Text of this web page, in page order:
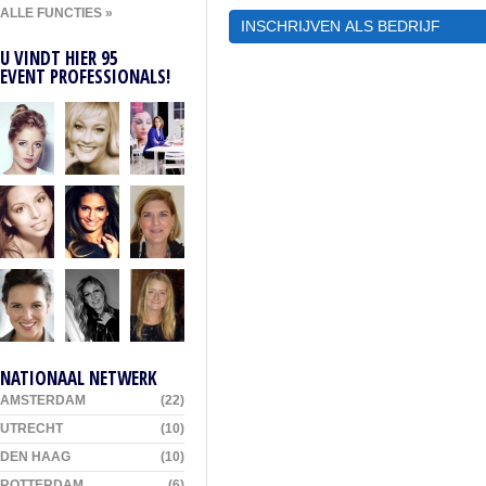
ALLE FUNCTIES »
U VINDT HIER 95
EVENT PROFESSIONALS!
NATIONAAL NETWERK
AMSTERDAM
(22)
UTRECHT
(10)
DEN HAAG
(10)
INSCHRIJVEN ALS